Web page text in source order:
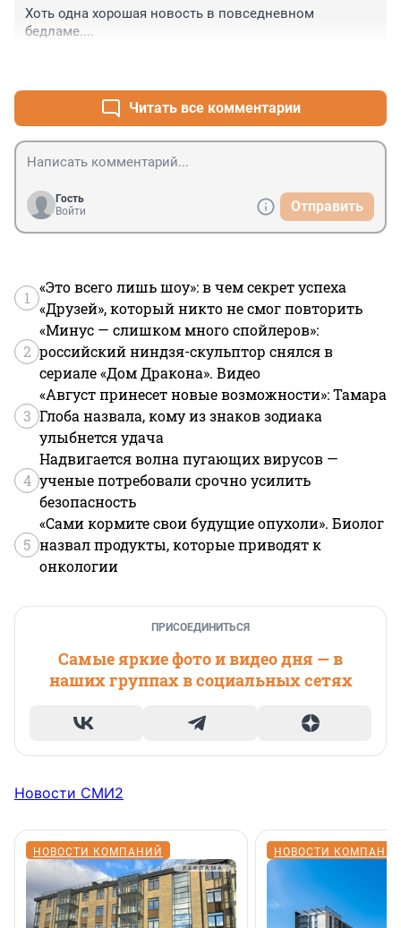
Хоть одна хорошая новость в повседневном
бедламе....
Читать все комментарии
Гость
Войти
Отправить
1
«Это всего лишь шоу»: в чем секрет успеха
«Друзей», который никто не смог повторить
2
«Минус — слишком много спойлеров»:
российский ниндзя-скульптор снялся в
сериале «Дом Дракона». Видео
3
«Август принесет новые возможности»: Тамара
Глоба назвала, кому из знаков зодиака
улыбнется удача
4
Надвигается волна пугающих вирусов —
ученые потребовали срочно усилить
безопасность
5
«Сами кормите свои будущие опухоли». Биолог
назвал продукты, которые приводят к
онкологии
ПРИСОЕДИНИТЬСЯ
Самые яркие фото и видео дня — в
наших группах в социальных сетях
Новости СМИ2
НОВОСТИ КОМПАНИЙ НОВОСТИ